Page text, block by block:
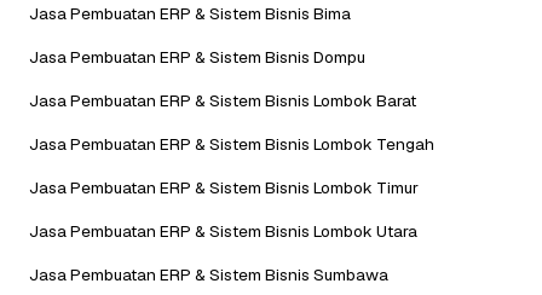
Jasa Pembuatan ERP & Sistem Bisnis Bima
Jasa Pembuatan ERP & Sistem Bisnis Dompu
Jasa Pembuatan ERP & Sistem Bisnis Lombok Barat
Jasa Pembuatan ERP & Sistem Bisnis Lombok Tengah
Jasa Pembuatan ERP & Sistem Bisnis Lombok Timur
Jasa Pembuatan ERP & Sistem Bisnis Lombok Utara
Jasa Pembuatan ERP & Sistem Bisnis Sumbawa